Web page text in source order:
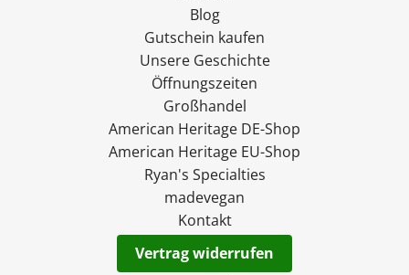
Blog
Gutschein kaufen
Unsere Geschichte
Öffnungszeiten
Großhandel
American Heritage DE-Shop
American Heritage EU-Shop
Ryan's Specialties
madevegan
Kontakt
Vertrag widerrufen